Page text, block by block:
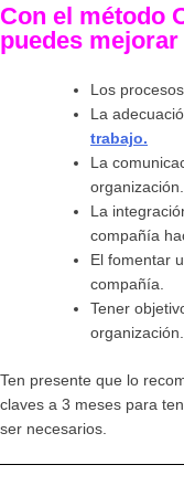
Con el método
puedes
Los
La
trabajo.
La
organización.
La
compañía
El fomentar
compañía.
Tener
organización.
Ten presente que lo
claves a 3 meses para
ser necesarios.